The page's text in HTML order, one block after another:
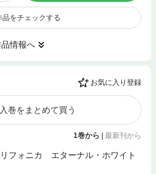
品をチェックする
情報へ
お気に入り登録
巻をまとめて買う
1巻から | 最新刊から
フォニカ エターナル・ホワイト